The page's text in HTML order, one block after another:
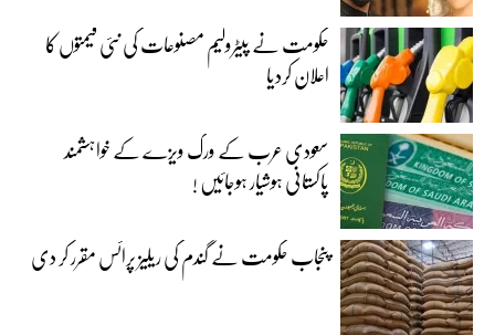
حکومت نے پیٹرولیم مصنوعات کی نئی قیمتوں کا
اعلان کردیا
سعودی عرب کے ورک ویزے کے خواہشمند
پاکستانی ہوشیار ہوجائیں !
پنجاب حکومت نے گندم کی ریلیز پرائس مقرر کر دی‎